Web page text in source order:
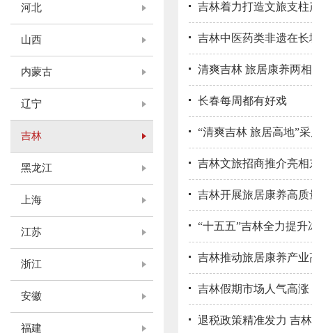
河北
山西
内蒙古
辽宁
吉林
黑龙江
上海
江苏
浙江
安徽
福建
吉林着力打造文旅支柱
吉林中医药类非遗在长
清爽吉林 旅居康养两
长春每周都有好戏
“清爽吉林 旅居高地”
吉林文旅招商推介亮
吉林开展旅居康养高
“十五五”吉林全力提
吉林推动旅居康养产
吉林假期市场人气高涨
退税政策精准发力 吉